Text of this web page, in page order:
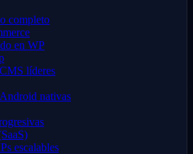
completo
en WP
líderes
nativas
escalables